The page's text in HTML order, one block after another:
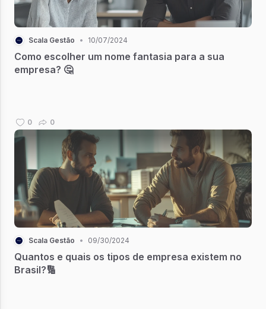
Scala Gestão • 10/07/2024
Como escolher um nome fantasia para a sua
empresa? 🤔
0 0
Scala Gestão • 09/30/2024
Quantos e quais os tipos de empresa existem no
Brasil?🔢